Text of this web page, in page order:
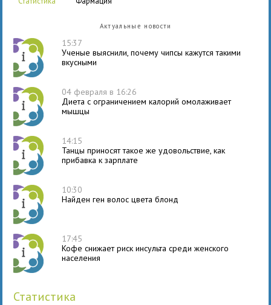
Актуальные новости
15:37
Ученые выяснили, почему чипсы кажутся такими
вкусными
04 февраля в 16:26
Диета с ограничением калорий омолаживает
мышцы
14:15
Танцы приносят такое же удовольствие, как
прибавка к зарплате
10:30
Найден ген волос цвета блонд
17:45
Кофе снижает риск инсульта среди женского
населения
статистика